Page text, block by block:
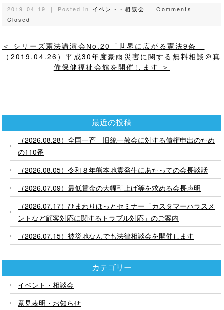
2019-04-19 ｜ Posted in イベント・相談会 ｜Comments
Closed
＜ シリーズ憲法講演会No.20「世界に広がる憲法9条」
（2019.04.26）平成30年度豪雨災害に関する無料相談＠真
備保健福祉会館を開催します ＞
最近の投稿
（2026.08.28）全国一斉 旧統一教会に対する債権申出のため
の110番
（2026.08.05）令和８年熊本地震発生にあたっての会長談話
（2026.07.09）最低賃金の大幅引上げ等を求める会長声明
（2026.07.17）ひまわりほっとセミナー「カスタマーハラスメ
ントなど顧客対応に関するトラブル対応」のご案内
（2026.07.15）被災地なんでも法律相談会を開催します
カテゴリー
イベント・相談会
意見表明・お知らせ